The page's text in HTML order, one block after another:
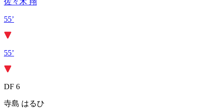
55’
55’
DF 6
寺島 はるひ